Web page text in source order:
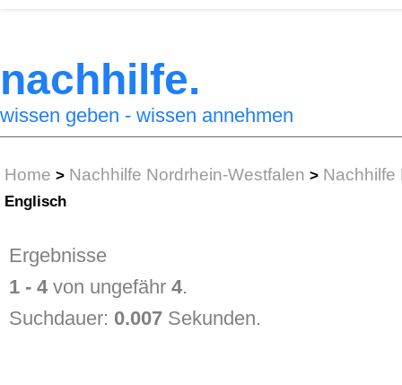
nachhilfe.
wissen geben - wissen annehmen
Home > Nachhilfe Nordrhein-Westfalen > Nachhilfe
Englisch
Ergebnisse
1 - 4 von ungefähr4.
Suchdauer: 0.007 Sekunden.